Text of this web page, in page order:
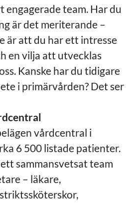
engagerade team. Har du
är det meriterande –
är att du har ett intresse
en vilja att utvecklas
Kanske har du tidigare
i primärvården? Det ser
vårdcentral i
6 500 listade patienter.
sammansvetsat team
– läkare,